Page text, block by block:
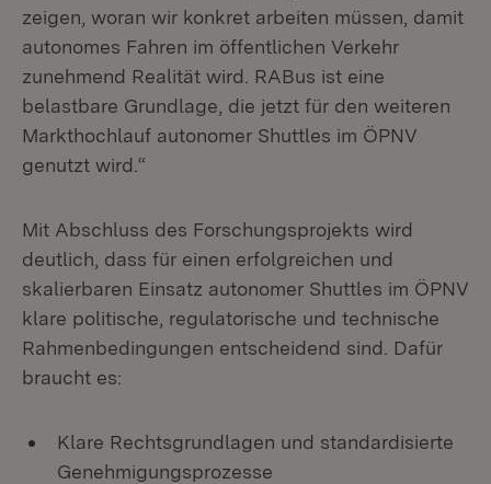
zeigen, woran wir konkret arbeiten müssen, damit
autonomes Fahren im öffentlichen Verkehr
zunehmend Realität wird. RABus ist eine
belastbare Grundlage, die jetzt für den weiteren
Markthochlauf autonomer Shuttles im ÖPNV
genutzt wird.“
Mit Abschluss des Forschungsprojekts wird
deutlich, dass für einen erfolgreichen und
skalierbaren Einsatz autonomer Shuttles im ÖPNV
klare politische, regulatorische und technische
Rahmenbedingungen entscheidend sind. Dafür
braucht es:
Klare Rechtsgrundlagen und standardisierte
Genehmigungsprozesse